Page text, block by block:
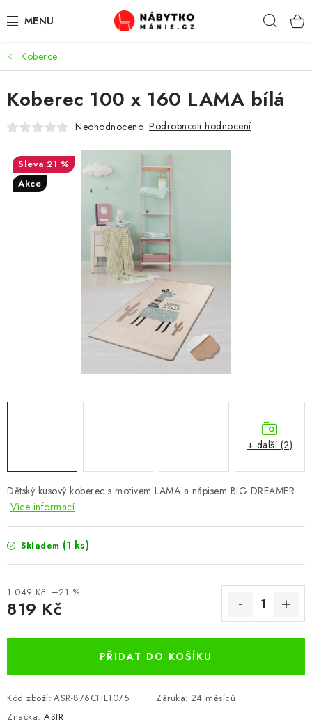
na
OBÝVACÍ POKOJ
KUCHYŇ A JÍDELNA
LOŽNICE
DĚTSKÝ POKOJ
KANCELÁŘ / PRACOVNA
CHOVATELSKÉ POTŘEBY
DOPLŇKY A DEKORACE
VÝPRODEJ
Bonusový program NBM+
Koberce
Dětský kusový koberec s motivem LAMA a nápisem BIG DREAMER.
Více informací
Skladem (1 ks)
1 049 Kč –21 %
819 Kč
PŘIDAT DO KOŠÍKU
Kód zboží: ASR-876CHL1075 Záruka: 24 měsíců
Značka: ASIR
Koberec 100 x 160 LAMA bílá
Neohodnoceno Podrobnosti hodnocení
21 %
Akce
+ další (2)